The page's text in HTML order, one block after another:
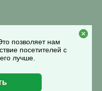
вписать нужное
из выпадающего
и подождать, когда
позволяет нам
посетителей с
лучше.